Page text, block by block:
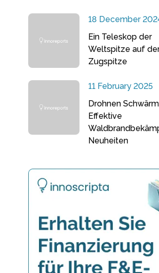
18 December
Ein Teleskop der
Weltspitze auf
Zugspitze
11 February 2025
Drohnen
Effektive
Neuheiten